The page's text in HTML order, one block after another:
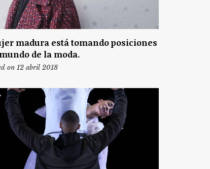
madura está tomando posiciones
de la moda.
on 12 abril 2018